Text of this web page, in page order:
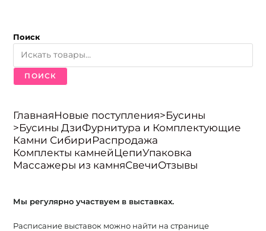
Поиск
ПОИСК
ГлавнаяНовые поступления>Бусины
>Бусины ДзиФурнитура и Комплектующие
Камни Сибири Распродажа
Комплекты камней ЦепиУпаковка
Массажеры из камняСвечиОтзывы
Мы регулярно участвуем в выставках.
Расписание выставок можно найти на странице